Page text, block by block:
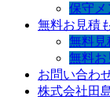
保守メ
無料お見積
無料見
無料お
お問い合わ
株式会社田